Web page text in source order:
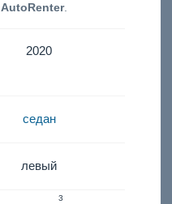
AutoRenter.
2020
седан
левый
3